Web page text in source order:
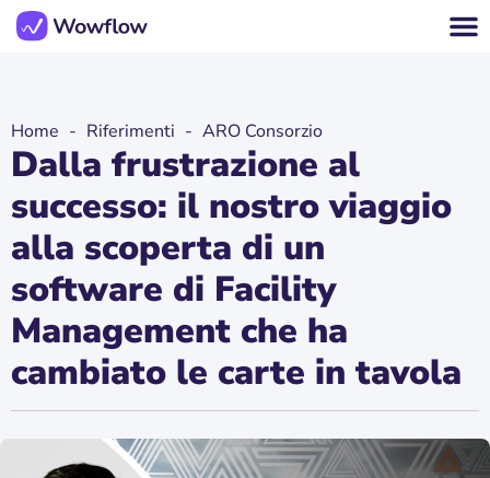
Home - Riferimenti - ARO Consorzio
Dalla frustrazione al
successo: il nostro viaggio
alla scoperta di un
software di Facility
Management che ha
cambiato le carte in tavola